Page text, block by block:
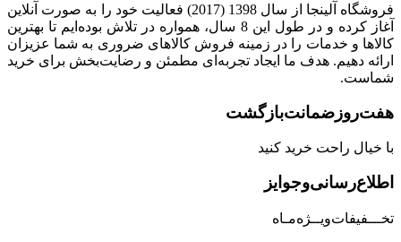
فروشگاه آلینجا از سال 1398 (2017) فعالیت خود را به صورت آنلاین
آغاز کرده و در طول این 8 سال، همواره در تلاش بوده‌ایم تا بهترین
کالاها و خدمات را در زمینه فروش کالاهای ضروری به شما عزیزان
ارائه دهیم. هدف ما ایجاد تجربه‌ای مطمئن و رضایت‌بخش برای خرید
شماست.
هفت‌روز‌ضمانت‌بازگشت
با خیال راحت خرید کنید
اطلاع‌رسانی‌و‌جوایز
تخـــفیفات‌ویــژه‌مـاه